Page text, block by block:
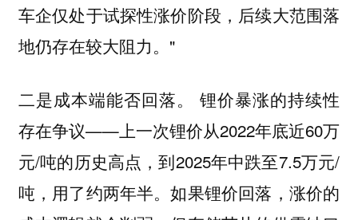
车企仅处于试探性涨价阶段，后续大范围落
地仍存在较大阻力。"
二是成本端能否回落。锂价暴涨的持续性
存在争议——上一次锂价从2022年底近60万
元/吨的历史高点，到2025年中跌至7.5万元/
吨，用了约两年半。如果锂价回落，涨价的